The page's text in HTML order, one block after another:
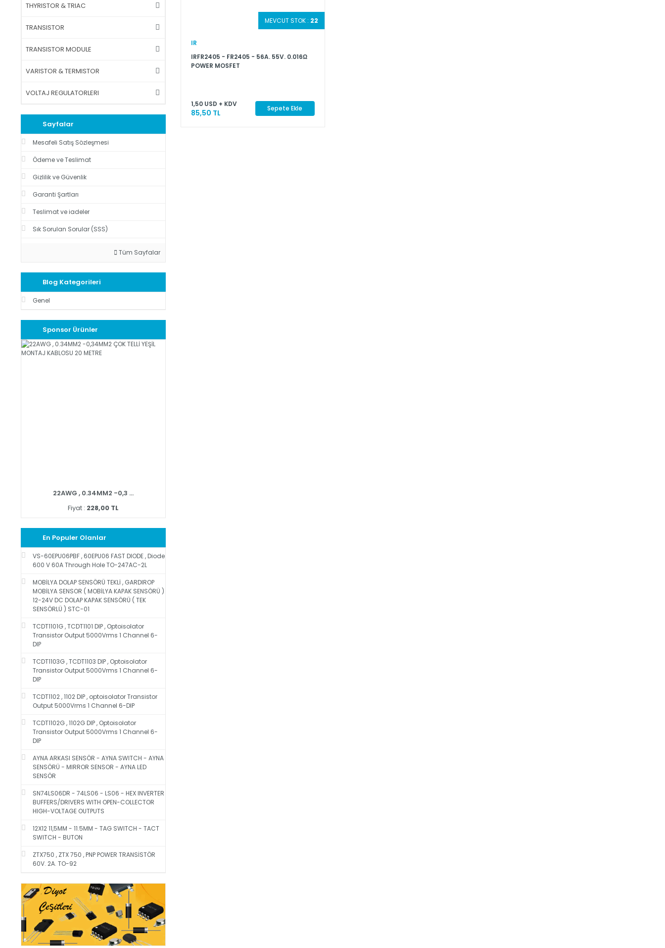
THYRISTOR & TRIAC
TRANSISTOR
TRANSISTOR MODULE
VARISTOR & TERMISTOR
VOLTAJ REGULATORLERI
Sayfalar
Mesafeli Satış Sözleşmesi
Ödeme ve Teslimat
Gizlilik ve Güvenlik
Garanti Şartları
Teslimat ve iadeler
Sık Sorulan Sorular (SSS)
Tüm Sayfalar
Blog Kategorileri
Genel
Sponsor Ürünler
22AWG , 0.34MM2 -0,3 ...
Fiyat : 228,00 TL
En Populer Olanlar
VS-60EPU06PBF , 60EPU06 FAST DIODE , Diode
600 V 60A Through Hole TO-247AC-2L
MOBİLYA DOLAP SENSÖRÜ TEKLİ , GARDIROP
MOBİLYA SENSOR ( MOBİLYA KAPAK SENSÖRÜ )
12-24V DC DOLAP KAPAK SENSÖRÜ ( TEK
SENSÖRLÜ ) STC-01
TCDT1101G , TCDT1101 DIP , Optoisolator
Transistor Output 5000Vrms 1 Channel 6-
DIP
TCDT1103G , TCDT1103 DIP , Optoisolator
Transistor Output 5000Vrms 1 Channel 6-
DIP
TCDT1102 , 1102 DIP , optoisolator Transistor
Output 5000Vrms 1 Channel 6-DIP
TCDT1102G , 1102G DIP , Optoisolator
Transistor Output 5000Vrms 1 Channel 6-
DIP
AYNA ARKASI SENSÖR - AYNA SWITCH - AYNA
SENSÖRÜ - MIRROR SENSOR - AYNA LED
SENSÖR
SN74LS06DR - 74LS06 - LS06 - HEX INVERTER
BUFFERS/DRIVERS WITH OPEN-COLLECTOR
HIGH-VOLTAGE OUTPUTS
12X12 11,5MM - 11.5MM - TAG SWITCH - TACT
SWITCH - BUTON
ZTX750 , ZTX 750 , PNP POWER TRANSİSTÖR
60V. 2A. TO-92
MEVCUT STOK : 22
IR
IRFR2405 - FR2405 - 56A. 55V. 0.016Ω
POWER MOSFET
1,50 USD + KDV
85,50 TL Sepete Ekle